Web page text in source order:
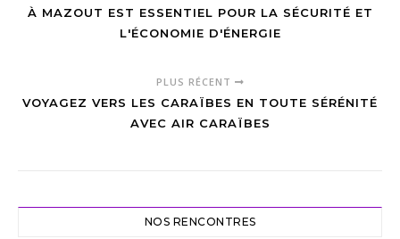
À MAZOUT EST ESSENTIEL POUR LA SÉCURITÉ ET
L'ÉCONOMIE D'ÉNERGIE
PLUS RÉCENT
VOYAGEZ VERS LES CARAÏBES EN TOUTE SÉRÉNITÉ
AVEC AIR CARAÏBES
NOS RENCONTRES